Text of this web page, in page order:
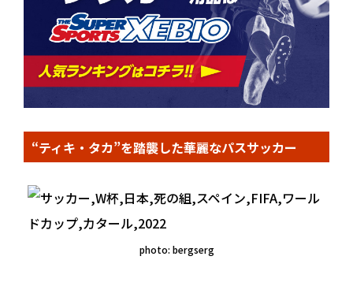
“ティキ・タカ”を踏襲した華麗なパスサッカー
photo: bergserg